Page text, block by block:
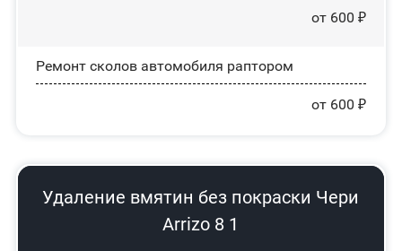
от 600 ₽
Ремонт сколов автомобиля раптором
от 600 ₽
Удаление вмятин без покраски Чери
Arrizo 8 1